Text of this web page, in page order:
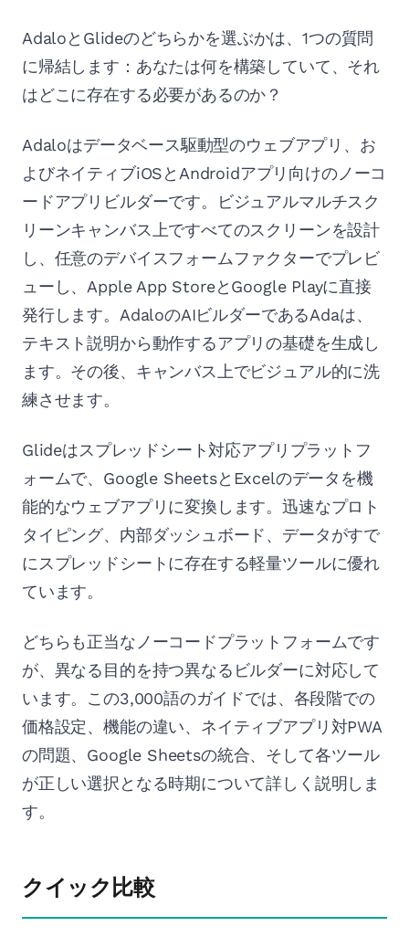
AdaloとGlideのどちらかを選ぶかは、1つの質問
に帰結します：あなたは何を構築していて、それ
はどこに存在する必要があるのか？
Adaloはデータベース駆動型のウェブアプリ、お
よびネイティブiOSとAndroidアプリ向けのノーコ
ードアプリビルダーです。ビジュアルマルチスク
リーンキャンバス上ですべてのスクリーンを設計
し、任意のデバイスフォームファクターでプレビ
ューし、Apple App StoreとGoogle Playに直接
発行します。AdaloのAIビルダーであるAdaは、
テキスト説明から動作するアプリの基礎を生成し
ます。その後、キャンバス上でビジュアル的に洗
練させます。
Glideはスプレッドシート対応アプリプラットフ
ォームで、Google SheetsとExcelのデータを機
能的なウェブアプリに変換します。迅速なプロト
タイピング、内部ダッシュボード、データがすで
にスプレッドシートに存在する軽量ツールに優れ
ています。
どちらも正当なノーコードプラットフォームです
が、異なる目的を持つ異なるビルダーに対応して
います。この3,000語のガイドでは、各段階での
価格設定、機能の違い、ネイティブアプリ対PWA
の問題、Google Sheetsの統合、そして各ツール
が正しい選択となる時期について詳しく説明しま
す。
クイック比較